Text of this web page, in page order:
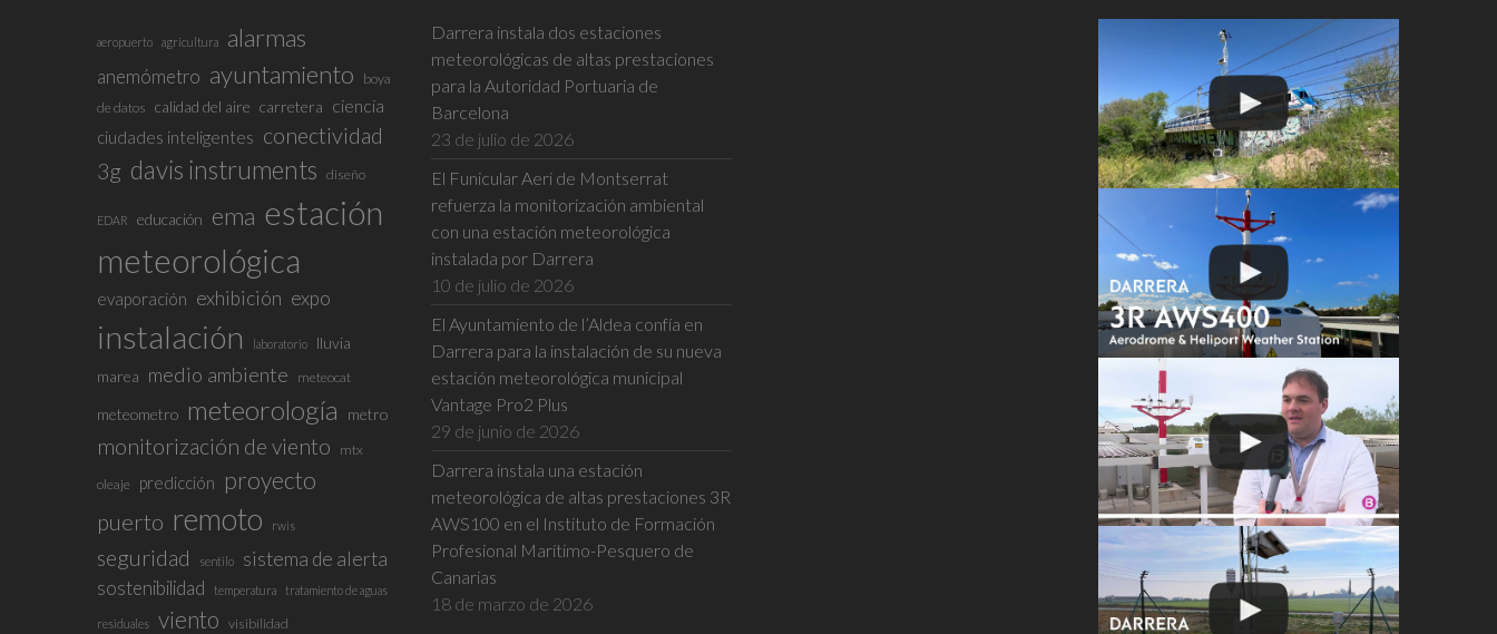
aeropuerto agricultura alarmas
anemómetro ayuntamiento
boya
de datos calidad del aire carretera ciencia
ciudades inteligentes conectividad
3g davis instruments diseño
EDAR educación ema estación
meteorológica
evaporación exhibición expo
instalación laboratorio
lluvia
marea medio ambiente meteocat
meteometro meteorología metro
monitorización de viento mtx
oleaje predicción proyecto
puerto remoto rwis
seguridad sentilo
sistema de alerta
sostenibilidad
temperatura tratamiento de aguas
residuales viento visibilidad
Darrera instala dos estaciones
meteorológicas de altas prestaciones
para la Autoridad Portuaria de
Barcelona
23 de julio de 2026
El Funicular Aeri de Montserrat
refuerza la monitorización ambiental
con una estación meteorológica
instalada por Darrera
10 de julio de 2026
El Ayuntamiento de l’Aldea confía en
Darrera para la instalación de su nueva
estación meteorológica municipal
Vantage Pro2 Plus
29 de junio de 2026
Darrera instala una estación
meteorológica de altas prestaciones 3R
AWS100 en el Instituto de Formación
Profesional Marítimo-Pesquero de
Canarias
18 de marzo de 2026